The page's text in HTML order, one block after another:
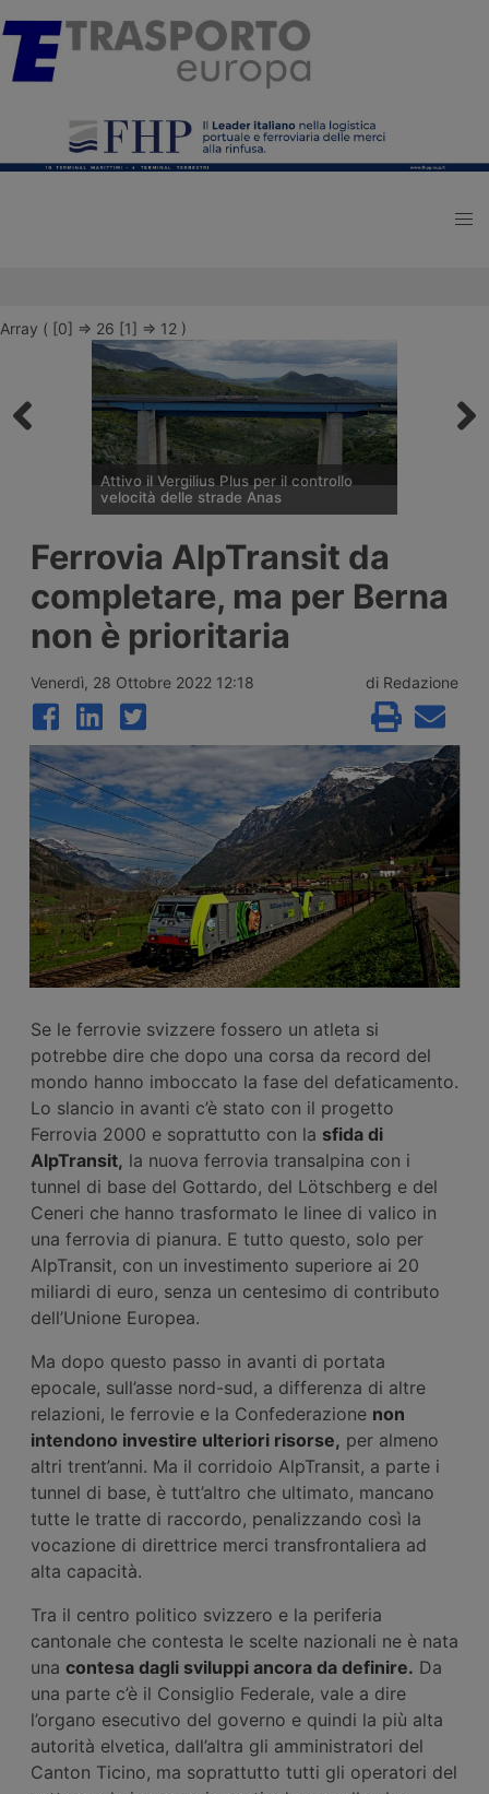
Array ( [0] => 26 [1] => 12 )
Attivo il Vergilius Plus per il controllo
velocità delle strade Anas
Plus sviluppato da Anas e Polizia Stradale,
evoluzione del dispositivo attivo dal 2012,
controlla la velocità media e istantanea dei
veicoli su 36 tratte stradali e autostradali
per complessivi 211 chilometri, in entrambe
le direzioni di marcia. Ecco dove è attivo.
Ferrovia AlpTransit da
completare, ma per Berna
non è prioritaria
Venerdì, 28 Ottobre 2022 12:18 di Redazione
Se le ferrovie svizzere fossero un atleta si
potrebbe dire che dopo una corsa da record del
mondo hanno imboccato la fase del defaticamento.
Lo slancio in avanti c’è stato con il progetto
Ferrovia 2000 e soprattutto con la sfida di
AlpTransit, la nuova ferrovia transalpina con i
tunnel di base del Gottardo, del Lötschberg e del
Ceneri che hanno trasformato le linee di valico in
una ferrovia di pianura. E tutto questo, solo per
AlpTransit, con un investimento superiore ai 20
miliardi di euro, senza un centesimo di contributo
dell’Unione Europea.
Ma dopo questo passo in avanti di portata
epocale, sull’asse nord-sud, a differenza di altre
relazioni, le ferrovie e la Confederazione non
intendono investire ulteriori risorse, per almeno
altri trent’anni. Ma il corridoio AlpTransit, a parte i
tunnel di base, è tutt’altro che ultimato, mancano
tutte le tratte di raccordo, penalizzando così la
vocazione di direttrice merci transfrontaliera ad
alta capacità.
Tra il centro politico svizzero e la periferia
cantonale che contesta le scelte nazionali ne è nata
una contesa dagli sviluppi ancora da definire. Da
una parte c’è il Consiglio Federale, vale a dire
l’organo esecutivo del governo e quindi la più alta
autorità elvetica, dall’altra gli amministratori del
Canton Ticino, ma soprattutto tutti gli operatori del